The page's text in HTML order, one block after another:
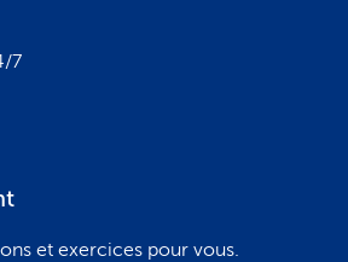
7
et exercices pour vous.